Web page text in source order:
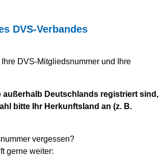
DVS-Verbandes
DVS-Mitgliedsnummer und Ihre
außerhalb Deutschlands registriert sind,
bitte Ihr Herkunftsland an (z. B.
vergessen?
gerne weiter: